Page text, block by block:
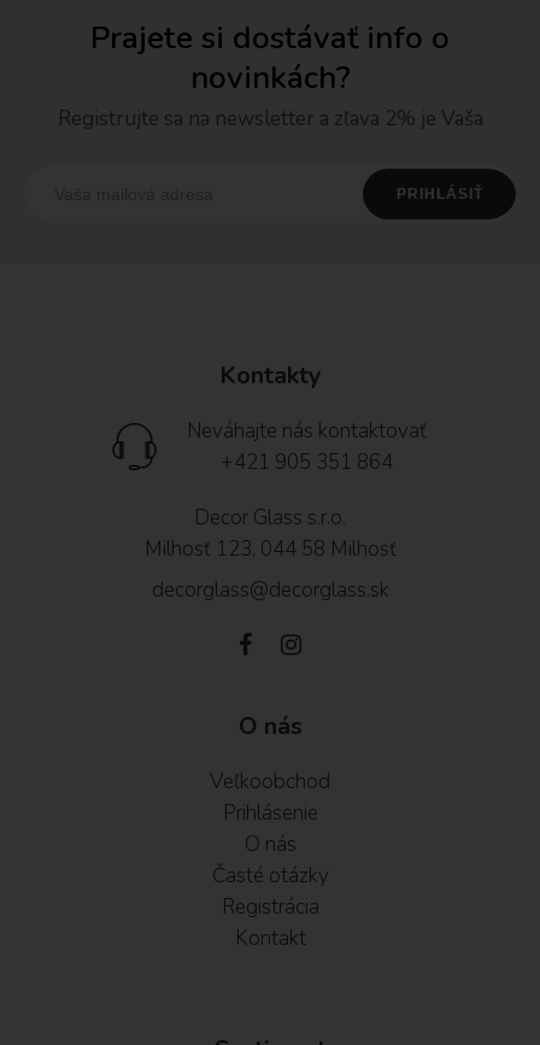
Prajete si dostávať info o
novinkách?
Registrujte sa na newsletter a zľava 2% je Vaša
Kontakty
Neváhajte nás kontaktovať
+421 905 351 864
Decor Glass s.r.o.
Milhosť 123, 044 58 Milhosť
decorglass@decorglass.sk
O nás
Veľkoobchod
Prihlásenie
O nás
Časté otázky
Registrácia
Kontakt